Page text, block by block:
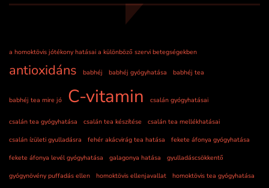
a homoktövis jótékony hatásai a különböző szervi betegségekben
antioxidáns babhéj babhéj gyógyhatása babhéj tea
babhéj tea mire jó C-vitamin csalán gyógyhatásai
csalán tea gyógyhatása csalán tea készítése
csalán tea mellékhatásai
csalán ízületi gyulladásra
fehér akácvirág tea hatása
fekete áfonya gyógyhatása
fekete áfonya levél gyógyhatása
galagonya hatása
gyulladáscsökkentő
gyógynövény puffadás ellen
homoktövis ellenjavallat
homoktövis tea gyógyhatása